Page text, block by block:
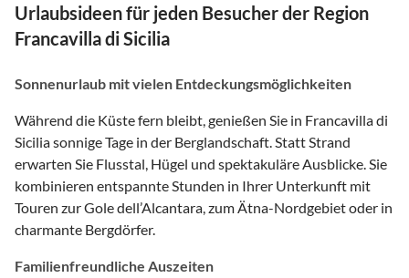
Urlaubsideen für jeden Besucher der Region
Francavilla di Sicilia
Sonnenurlaub mit vielen Entdeckungsmöglichkeiten
Während die Küste fern bleibt, genießen Sie in Francavilla di
Sicilia sonnige Tage in der Berglandschaft. Statt Strand
erwarten Sie Flusstal, Hügel und spektakuläre Ausblicke. Sie
kombinieren entspannte Stunden in Ihrer Unterkunft mit
Touren zur Gole dell’Alcantara, zum Ätna-Nordgebiet oder in
charmante Bergdörfer.
Familienfreundliche Auszeiten